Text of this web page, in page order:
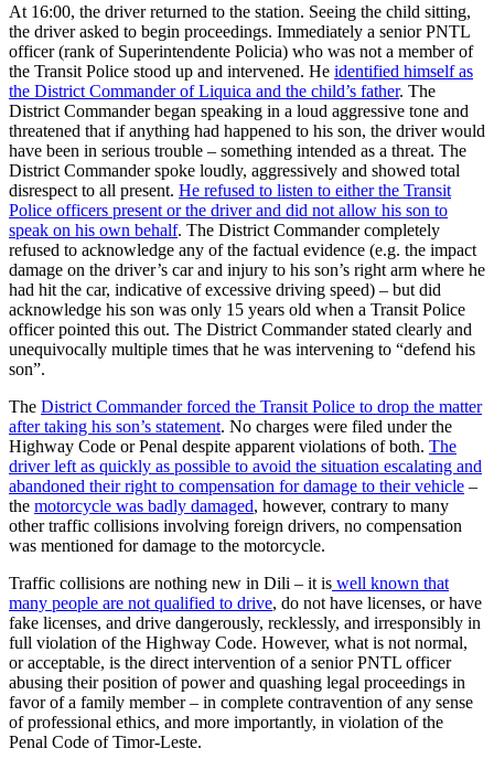
At 16:00, the driver returned to the station. Seeing the child sitting,
the driver asked to begin proceedings. Immediately a senior PNTL
officer (rank of Superintendente Policia) who was not a member of
the Transit Police stood up and intervened. He identified himself as
the District Commander of Liquica and the child’s father. The
District Commander began speaking in a loud aggressive tone and
threatened that if anything had happened to his son, the driver would
have been in serious trouble – something intended as a threat. The
District Commander spoke loudly, aggressively and showed total
disrespect to all present. He refused to listen to either the Transit
Police officers present or the driver and did not allow his son to
speak on his own behalf. The District Commander completely
refused to acknowledge any of the factual evidence (e.g. the impact
damage on the driver’s car and injury to his son’s right arm where he
had hit the car, indicative of excessive driving speed) – but did
acknowledge his son was only 15 years old when a Transit Police
officer pointed this out. The District Commander stated clearly and
unequivocally multiple times that he was intervening to “defend his
son”.
The District Commander forced the Transit Police to drop the matter
after taking his son’s statement. No charges were filed under the
Highway Code or Penal despite apparent violations of both. The
driver left as quickly as possible to avoid the situation escalating and
abandoned their right to compensation for damage to their vehicle –
the motorcycle was badly damaged, however, contrary to many
other traffic collisions involving foreign drivers, no compensation
was mentioned for damage to the motorcycle.
Traffic collisions are nothing new in Dili – it is well known that
many people are not qualified to drive, do not have licenses, or have
fake licenses, and drive dangerously, recklessly, and irresponsibly in
full violation of the Highway Code. However, what is not normal,
or acceptable, is the direct intervention of a senior PNTL officer
abusing their position of power and quashing legal proceedings in
favor of a family member – in complete contravention of any sense
of professional ethics, and more importantly, in violation of the
Penal Code of Timor-Leste.